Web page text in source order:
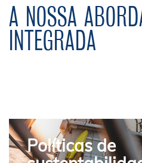
A NOSSA
INTEGRADA
Políticas de